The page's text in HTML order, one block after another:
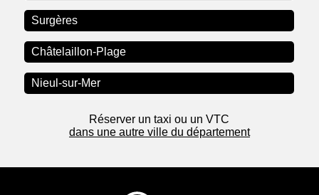
Surgères
Châtelaillon-Plage
Nieul-sur-Mer
Réserver un taxi ou un VTC
dans une autre ville du département